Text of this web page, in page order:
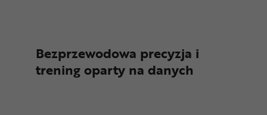
Bezprzewodowa precyzja i
trening oparty na danych